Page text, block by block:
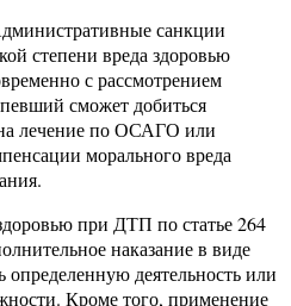
санкции
степени вреда здоровью
с рассмотрением
сможет добиться
лечение по ОСАГО или
морального вреда
при ДТП по статье 264
наказание в виде
деятельность или
Кроме того, применение